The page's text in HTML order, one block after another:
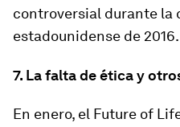
controversial durante la
estadounidense de 2016.
7. La falta de ética y
En enero, el Future of